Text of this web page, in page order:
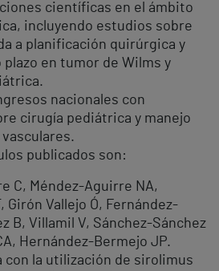
científicas en el ámbito
incluyendo estudios sobre
a planificación quirúrgica y
en tumor de Wilms y
nacionales con
cirugía pediátrica y manejo
publicados son:
C, Méndez-Aguirre NA,
Girón Vallejo Ó, Fernández-
B, Villamil V, Sánchez-Sánchez
Hernández-Bermejo JP.
con la utilización de sirolimus